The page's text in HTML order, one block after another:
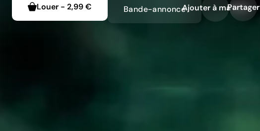
Louer - 2,99 € Bande-annonceAjouter à ma liste
Partager